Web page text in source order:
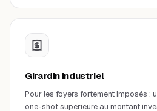
Girardin industriel
Pour les foyers fortement imposés :
one-shot supérieure au montant